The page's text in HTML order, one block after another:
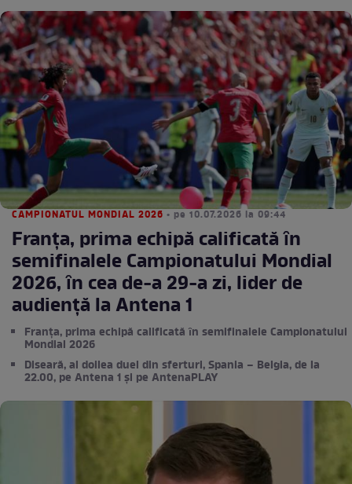
CAMPIONATUL MONDIAL 2026 • pe 10.07.2026 la 09:44
Franţa, prima echipă calificată ȋn
semifinalele Campionatului Mondial
2026, ȋn cea de-a 29-a zi, lider de
audienţă la Antena 1
Franţa, prima echipă calificată ȋn semifinalele Campionatului
Mondial 2026
Diseară, al doilea duel din sferturi, Spania – Belgia, de la
22.00, pe Antena 1 și pe AntenaPLAY